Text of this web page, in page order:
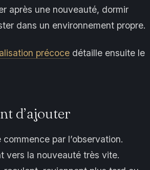
après une nouveauté, dormir
dans un environnement propre.
précoce détaille ensuite le
d’ajouter
par l’observation.
vers la nouveauté très vite.